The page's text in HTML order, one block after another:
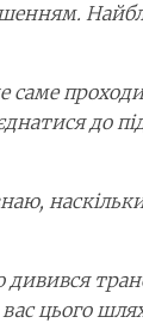
саме
до
цього